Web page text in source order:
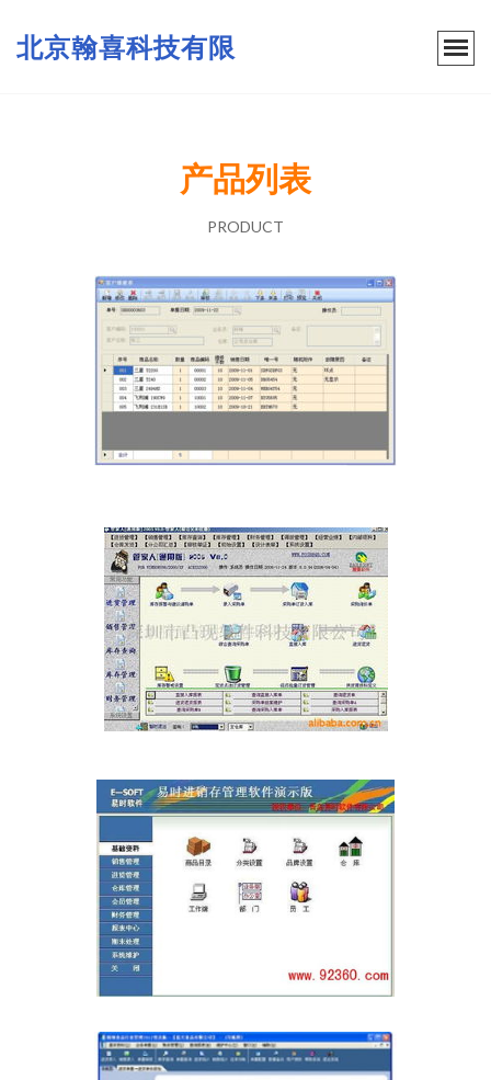
北京翰喜科技有限
产品列表
PRODUCT